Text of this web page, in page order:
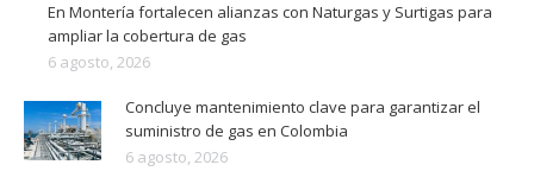
En Montería fortalecen alianzas con Naturgas y Surtigas para
ampliar la cobertura de gas
6 agosto, 2026
Concluye mantenimiento clave para garantizar el
suministro de gas en Colombia
6 agosto, 2026